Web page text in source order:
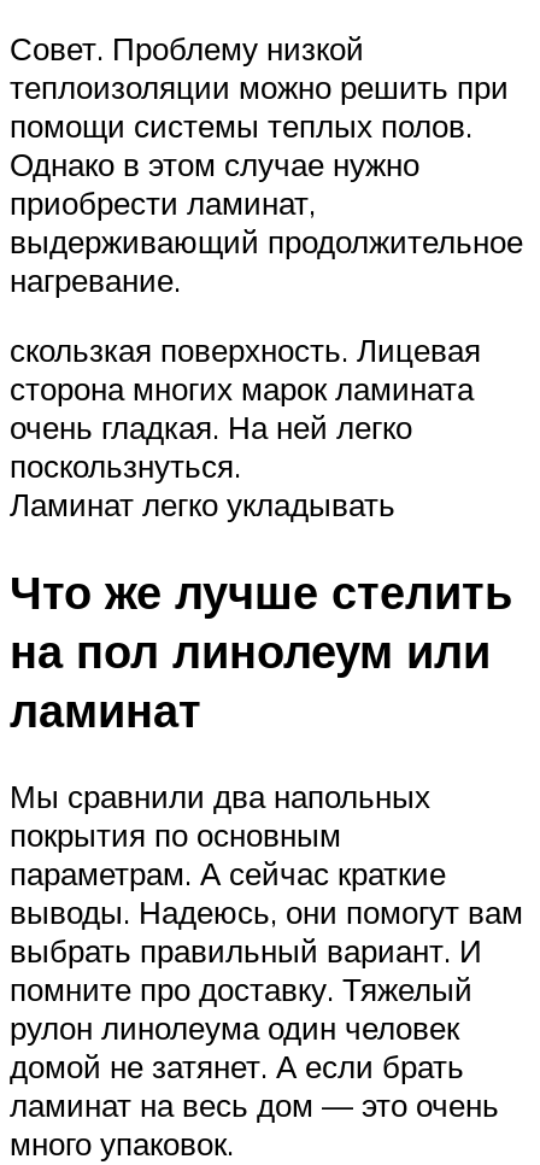
Совет. Проблему низкой
теплоизоляции можно решить при
помощи системы теплых полов.
Однако в этом случае нужно
приобрести ламинат,
выдерживающий продолжительное
нагревание.
скользкая поверхность. Лицевая
сторона многих марок ламината
очень гладкая. На ней легко
поскользнуться.
Ламинат легко укладывать
Что же лучше стелить
на пол линолеум или
ламинат
Мы сравнили два напольных
покрытия по основным
параметрам. А сейчас краткие
выводы. Надеюсь, они помогут вам
выбрать правильный вариант. И
помните про доставку. Тяжелый
рулон линолеума один человек
домой не затянет. А если брать
ламинат на весь дом — это очень
много упаковок.